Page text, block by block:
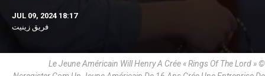
JUL 09, 2024 18:17
فريق زينيت
Le Jeune Américain Will Henry A Crée « Rings Of The Lord » ©